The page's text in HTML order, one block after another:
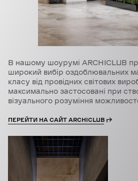
В нашому шоурумі ARCHICLUB
широкий вибір оздоблювальних
класу від провідних світових
максимально застосовані при
візуального розуміння
ПЕРЕЙТИ НА САЙТ ARCHICLUB